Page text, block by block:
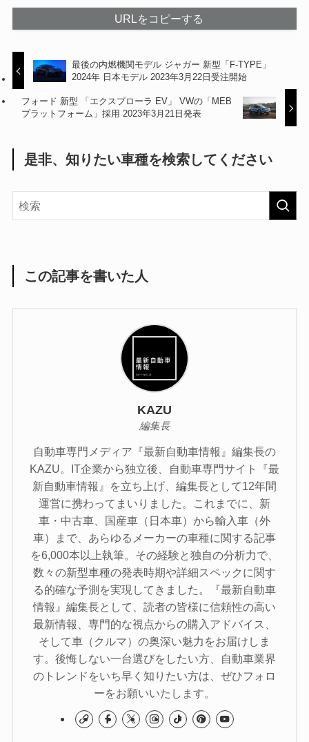
URLをコピーする
最後の内燃機関モデル ジャガー 新型「F-TYPE」
2024年 日本モデル 2023年3月22日受注開始
フォード 新型 「エクスプローラ EV」 VWの「MEB
プラットフォーム」採用 2023年3月21日発表
是非、知りたい車種を検索してください
この記事を書いた人
KAZU
編集長
自動車専門メディア『最新自動車情報』編集長の
KAZU。IT企業から独立後、自動車専門サイト『最
新自動車情報』を立ち上げ、編集長として12年間
運営に携わってまいりました。これまでに、新
車・中古車、国産車（日本車）から輸入車（外
車）まで、あらゆるメーカーの車種に関する記事
を6,000本以上執筆。その経験と独自の分析力で、
数々の新型車種の発表時期や詳細スペックに関す
る的確な予測を実現してきました。『最新自動車
情報』編集長として、読者の皆様に信頼性の高い
最新情報、専門的な視点からの購入アドバイス、
そして車（クルマ）の奥深い魅力をお届けしま
す。後悔しない一台選びをしたい方、自動車業界
のトレンドをいち早く知りたい方は、ぜひフォロ
ーをお願いいたします。